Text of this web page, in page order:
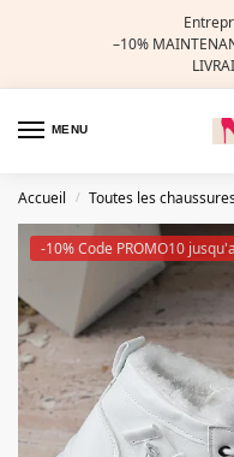
–10%
MENU
Accueil / Toutes les
-10% Code PROMO10